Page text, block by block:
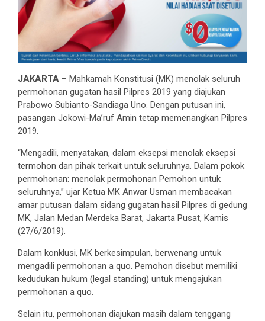
JAKARTA – Mahkamah Konstitusi (MK) menolak seluruh
permohonan gugatan hasil Pilpres 2019 yang diajukan
Prabowo Subianto-Sandiaga Uno. Dengan putusan ini,
pasangan Jokowi-Ma’ruf Amin tetap memenangkan Pilpres
2019.
“Mengadili, menyatakan, dalam eksepsi menolak eksepsi
termohon dan pihak terkait untuk seluruhnya. Dalam pokok
permohonan: menolak permohonan Pemohon untuk
seluruhnya,” ujar Ketua MK Anwar Usman membacakan
amar putusan dalam sidang gugatan hasil Pilpres di gedung
MK, Jalan Medan Merdeka Barat, Jakarta Pusat, Kamis
(27/6/2019).
Dalam konklusi, MK berkesimpulan, berwenang untuk
mengadili permohonan a quo. Pemohon disebut memiliki
kedudukan hukum (legal standing) untuk mengajukan
permohonan a quo.
Selain itu, permohonan diajukan masih dalam tenggang